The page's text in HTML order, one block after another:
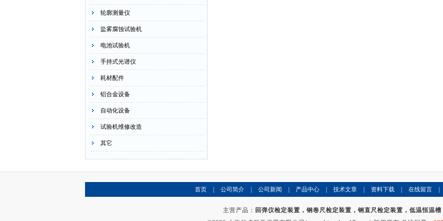
轮廓测量仪
盐雾腐蚀试验机
电池试验机
手持式光谱仪
耗材配件
铝合金设备
自动化设备
试验机维修改造
其它
首页 公司简介 公司新闻 产品中心 技术文章 资料下载 在线留言
主营产品： 回弹仪检定装置，钢卷尺检定装置，钢直尺检定装置，低温恒温槽